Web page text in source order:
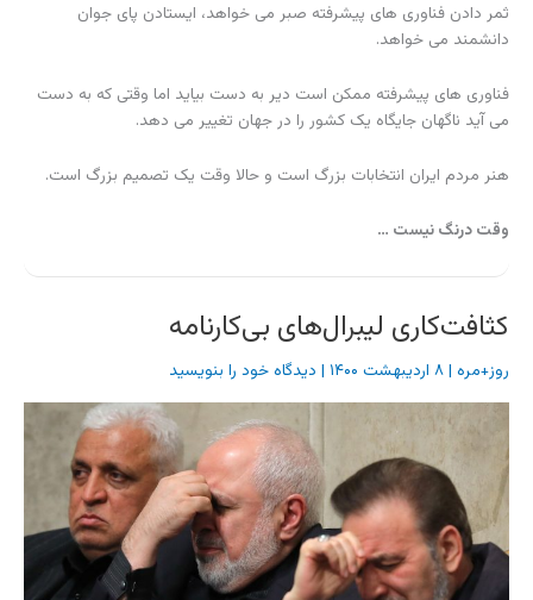
ثمر دادن فناوری های پیشرفته صبر می خواهد، ایستادن پای جوان
دانشمند می خواهد.
فناوری های پیشرفته ممکن است دیر به دست بیاید اما وقتی که به دست
می آید ناگهان جایگاه یک کشور را در جهان تغییر می دهد.
هنر مردم ایران انتخابات بزرگ است و حالا وقت یک تصمیم بزرگ است.
وقت درنگ نیست …
کثافت‌کاری لیبرال‌های بی‌کارنامه
روز+مره |۸ اردیبهشت ۱۴۰۰ | دیدگاه‌ خود را بنویسید